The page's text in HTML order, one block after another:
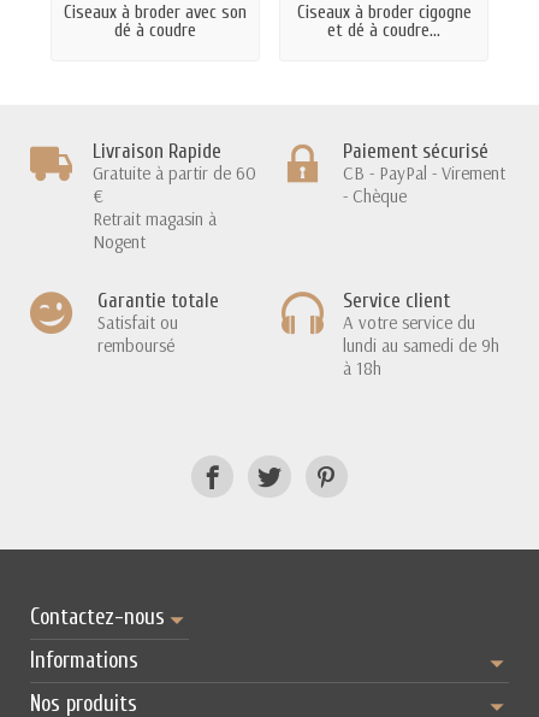
Ciseaux à broder avec son
dé à coudre
Ciseaux à broder cigogne
et dé à coudre...
Livraison Rapide
Gratuite à partir de 60
€
Retrait magasin à
Nogent
Paiement sécurisé
CB - PayPal - Virement
- Chèque
Garantie totale
Satisfait ou
remboursé
Service client
A votre service du
lundi au samedi de 9h
à 18h
Contactez-nous
Informations
Nos produits